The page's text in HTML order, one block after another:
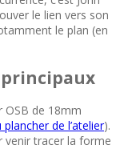
le lien vers son
le plan (en
OSB de 18mm
de l’atelier).
venir tracer la forme